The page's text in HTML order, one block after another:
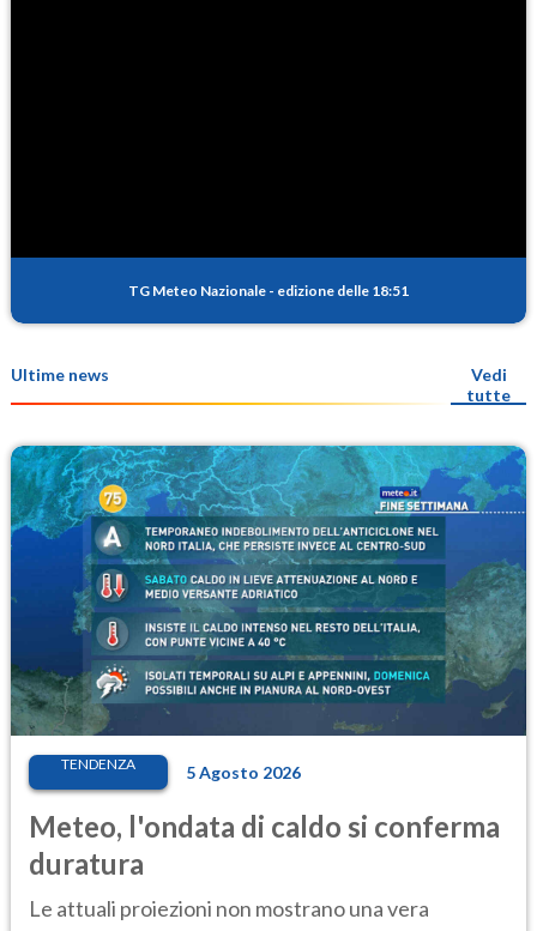
TG Meteo Nazionale - edizione delle 18:51
Ultime news
Vedi
tutte
TENDENZA 5 Agosto 2026
Meteo, l'ondata di caldo si conferma
duratura
Le attuali proiezioni non mostrano una vera